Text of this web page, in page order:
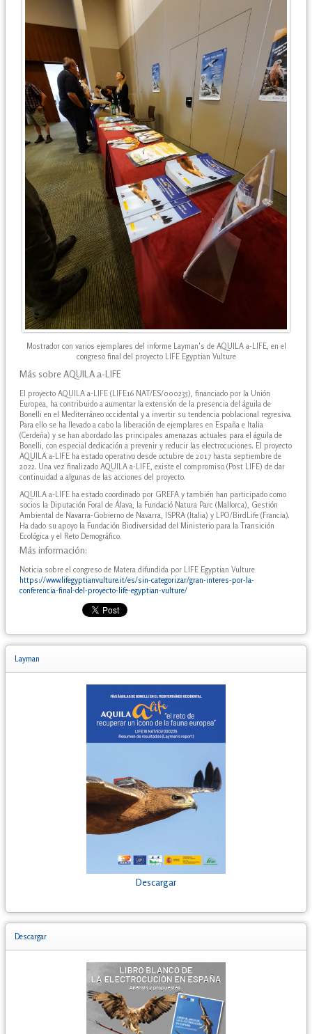
Mostrador con varios ejemplares del informe Layman's de AQUILA a-LIFE, en el
congreso final del proyecto LIFE Egyptian Vulture
Más sobre AQUILA a-LIFE
El proyecto AQUILA a-LIFE (LIFE16 NAT/ES/000235), financiado por la Unión
Europea, ha contribuido a aumentar la extensión de la presencia del águila de
Bonelli en el Mediterráneo occidental y a invertir su tendencia poblacional regresiva.
Para ello se ha llevado a cabo la liberación de ejemplares en España e Italia
(Cerdeña) y se han abordado las principales amenazas actuales para el águila de
Bonelli, con especial dedicación a prevenir y reducir las electrocuciones. El proyecto
AQUILA a-LIFE ha estado operativo desde octubre de 2017 hasta septiembre de
2022. Una vez finalizado AQUILA a-LIFE, existe el compromiso (Post LIFE) de dar
continuidad a algunas de las acciones del proyecto.
AQUILA a-LIFE ha estado coordinado por GREFA y también han participado como
socios la Diputación Foral de Álava, la Fundació Natura Parc (Mallorca), Gestión
Ambiental de Navarra-Gobierno de Navarra, ISPRA (Italia) y LPO/BirdLife (Francia).
Ha dado su apoyo la Fundación Biodiversidad del Ministerio para la Transición
Ecológica y el Reto Demográfico.
Más información:
Noticia sobre el congreso de Matera difundida por LIFE Egyptian Vulture
https://www.lifegyptianvulture.it/es/sin-categorizar/gran-interes-por-la-
conferencia-final-del-proyecto-life-egyptian-vulture/
Layman
Descargar
Descargar